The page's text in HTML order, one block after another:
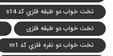
تخت خواب دو طبقه فلزي کد s14
تخت خواب دو طبقه فلزی
تخت خواب دو نفره فلزي کد m1